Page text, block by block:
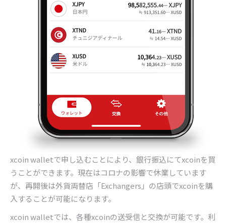
xcoin walletで申し込むことにより、銀行振込にてxcoinを買
うことができます。現在はコロナの影響で休業しています
が、再開後は外貨両替店「Exchangers 」の店頭でxcoinを購
入することが可能になります。
xcoin walletでは、各種xcoinの送受信と交換が可能です。利